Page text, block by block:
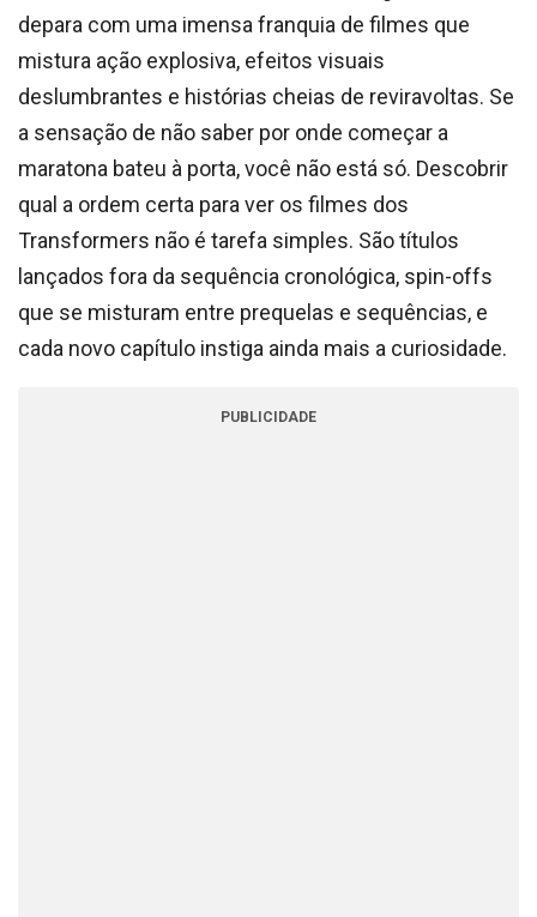
depara com uma imensa franquia de filmes que
mistura ação explosiva, efeitos visuais
deslumbrantes e histórias cheias de reviravoltas. Se
a sensação de não saber por onde começar a
maratona bateu à porta, você não está só. Descobrir
qual a ordem certa para ver os filmes dos
Transformers não é tarefa simples. São títulos
lançados fora da sequência cronológica, spin-offs
que se misturam entre prequelas e sequências, e
cada novo capítulo instiga ainda mais a curiosidade.
PUBLICIDADE